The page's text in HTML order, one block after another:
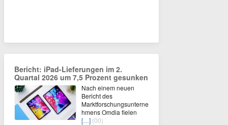
Bericht: iPad-Lieferungen im 2.
Quartal 2026 um 7,5 Prozent gesunken
Nach einem neuen
Bericht des
Marktforschungsunterne
hmens Omdia fielen
[…] (00)